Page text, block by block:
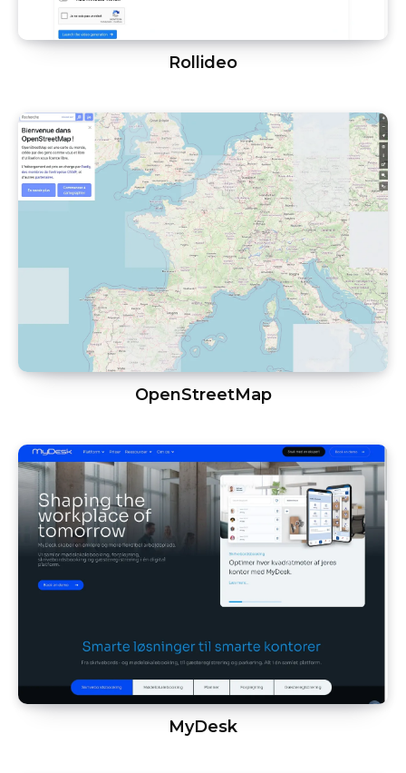
Rollideo
OpenStreetMap
MyDesk